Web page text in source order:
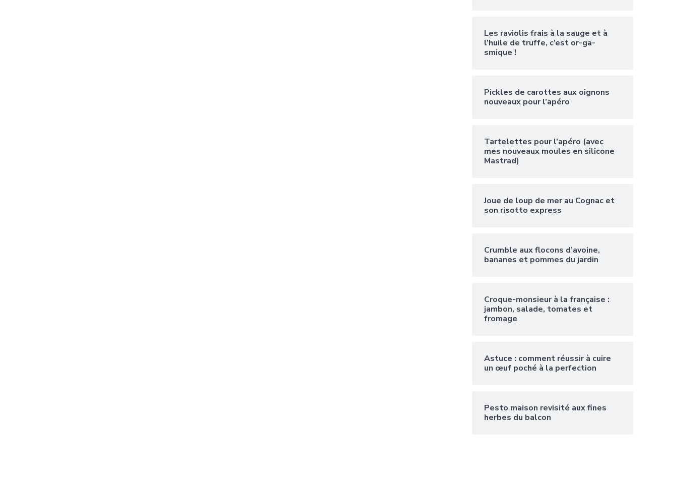
Les raviolis frais à la sauge et à
l’huile de truffe, c’est or-ga-
smique !
Pickles de carottes aux oignons
nouveaux pour l’apéro
Tartelettes pour l’apéro (avec
mes nouveaux moules en silicone
Mastrad)
Joue de loup de mer au Cognac et
son risotto express
Crumble aux flocons d’avoine,
bananes et pommes du jardin
Croque-monsieur à la française :
jambon, salade, tomates et
fromage
Astuce : comment réussir à cuire
un œuf poché à la perfection
Pesto maison revisité aux fines
herbes du balcon